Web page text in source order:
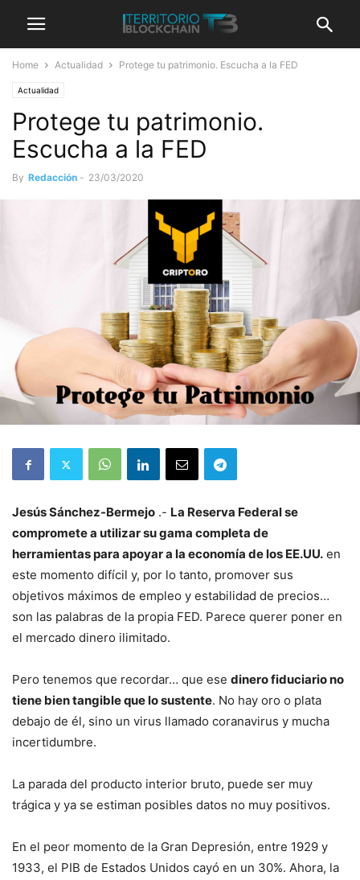
Home Actualidad Protege tu patrimonio. Escucha a la FED
Actualidad
Protege tu patrimonio.
Escucha a la FED
By Redacción - 23/03/2020
Jesús Sánchez-Bermejo .- La Reserva Federal se
compromete a utilizar su gama completa de
herramientas para apoyar a la economía de los EE.UU. en
este momento difícil y, por lo tanto, promover sus
objetivos máximos de empleo y estabilidad de precios…
son las palabras de la propia FED. Parece querer poner en
el mercado dinero ilimitado.
Pero tenemos que recordar… que ese dinero fiduciario no
tiene bien tangible que lo sustente. No hay oro o plata
debajo de él, sino un virus llamado coranavirus y mucha
incertidumbre.
La parada del producto interior bruto, puede ser muy
trágica y ya se estiman posibles datos no muy positivos.
En el peor momento de la Gran Depresión, entre 1929 y
1933, el PIB de Estados Unidos cayó en un 30%. Ahora, la